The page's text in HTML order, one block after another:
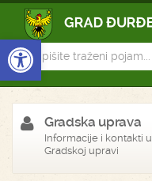
Open toolbar
Gradska uprava
Informacije i kontakti u
Gradskoj upravi